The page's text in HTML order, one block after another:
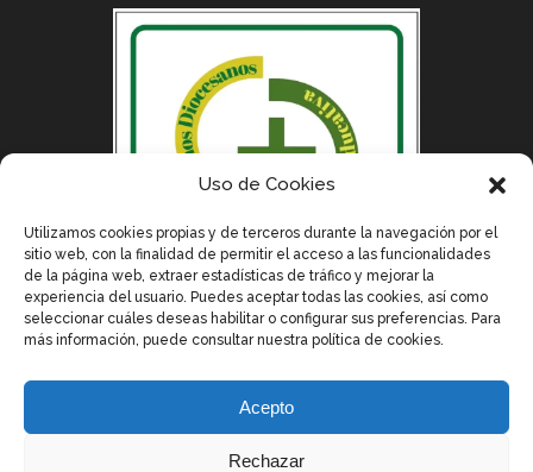
Uso de Cookies
Utilizamos cookies propias y de terceros durante la navegación por el
sitio web, con la finalidad de permitir el acceso a las funcionalidades
de la página web, extraer estadísticas de tráfico y mejorar la
experiencia del usuario. Puedes aceptar todas las cookies, así como
seleccionar cuáles deseas habilitar o configurar sus preferencias. Para
más información, puede consultar nuestra política de cookies.
Acepto
Rechazar